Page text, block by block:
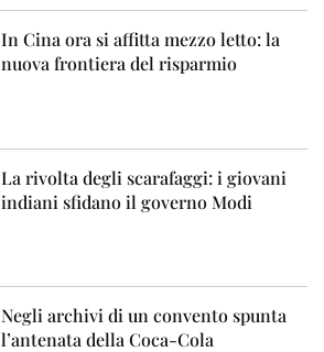
In Cina ora si affitta mezzo letto: la
nuova frontiera del risparmio
La rivolta degli scarafaggi: i giovani
indiani sfidano il governo Modi
Negli archivi di un convento spunta
l’antenata della Coca-Cola